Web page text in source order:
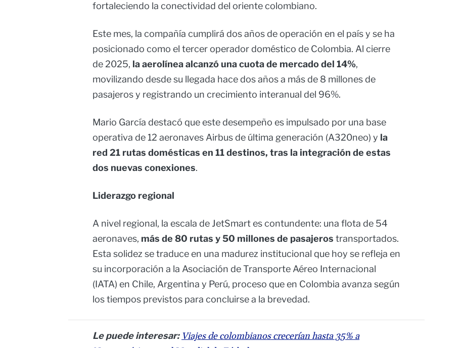
fortaleciendo la conectividad del oriente colombiano.
Este mes, la compañía cumplirá dos años de operación en el país y se ha
posicionado como el tercer operador doméstico de Colombia. Al cierre
de 2025, la aerolínea alcanzó una cuota de mercado del 14%,
movilizando desde su llegada hace dos años a más de 8 millones de
pasajeros y registrando un crecimiento interanual del 96%.
Mario García destacó que este desempeño es impulsado por una base
operativa de 12 aeronaves Airbus de última generación (A320neo) y la
red 21 rutas domésticas en 11 destinos, tras la integración de estas
dos nuevas conexiones.
Liderazgo regional
A nivel regional, la escala de JetSmart es contundente: una flota de 54
aeronaves, más de 80 rutas y 50 millones de pasajeros transportados.
Esta solidez se traduce en una madurez institucional que hoy se refleja en
su incorporación a la Asociación de Transporte Aéreo Internacional
(IATA) en Chile, Argentina y Perú, proceso que en Colombia avanza según
los tiempos previstos para concluirse a la brevedad.
Le puede interesar: Viajes de colombianos crecerían hasta 35% a